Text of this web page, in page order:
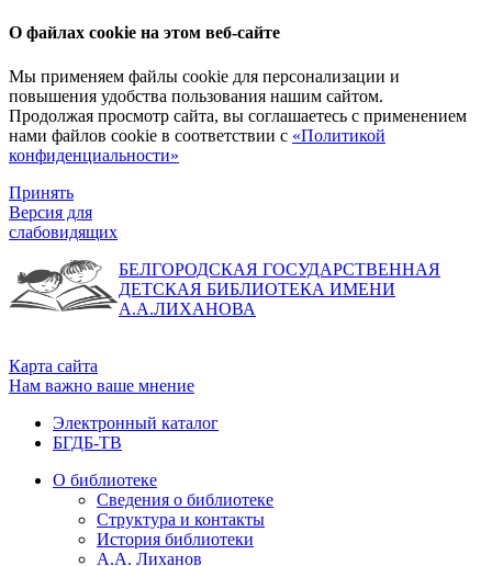
О файлах cookie на этом веб-сайте
Мы применяем файлы cookie для персонализации и
повышения удобства пользования нашим сайтом.
Продолжая просмотр сайта, вы соглашаетесь с применением
нами файлов cookie в соответствии с «Политикой
конфиденциальности»
Принять
Версия для
слабовидящих
БЕЛГОРОДСКАЯ ГОСУДАРСТВЕННАЯ
ДЕТСКАЯ БИБЛИОТЕКА ИМЕНИ
А.А.ЛИХАНОВА
Карта сайта
Нам важно ваше мнение
Электронный каталог
БГДБ-ТВ
О библиотеке
Сведения о библиотеке
Структура и контакты
История библиотеки
А.А. Лиханов